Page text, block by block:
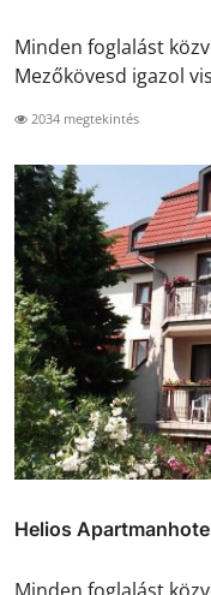
Minden foglalást
Mezőkövesd igazol
2034 megtekintés
Helios